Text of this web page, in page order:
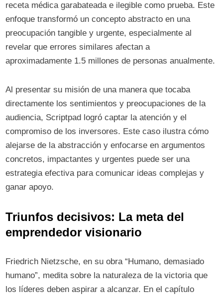
receta médica garabateada e ilegible como prueba. Este
enfoque transformó un concepto abstracto en una
preocupación tangible y urgente, especialmente al
revelar que errores similares afectan a
aproximadamente 1.5 millones de personas anualmente.
Al presentar su misión de una manera que tocaba
directamente los sentimientos y preocupaciones de la
audiencia, Scriptpad logró captar la atención y el
compromiso de los inversores. Este caso ilustra cómo
alejarse de la abstracción y enfocarse en argumentos
concretos, impactantes y urgentes puede ser una
estrategia efectiva para comunicar ideas complejas y
ganar apoyo.
Triunfos decisivos: La meta del
emprendedor visionario
Friedrich Nietzsche, en su obra “Humano, demasiado
humano”, medita sobre la naturaleza de la victoria que
los líderes deben aspirar a alcanzar. En el capítulo